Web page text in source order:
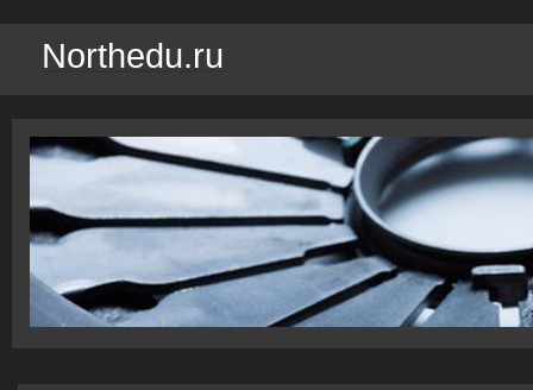
Northedu.ru